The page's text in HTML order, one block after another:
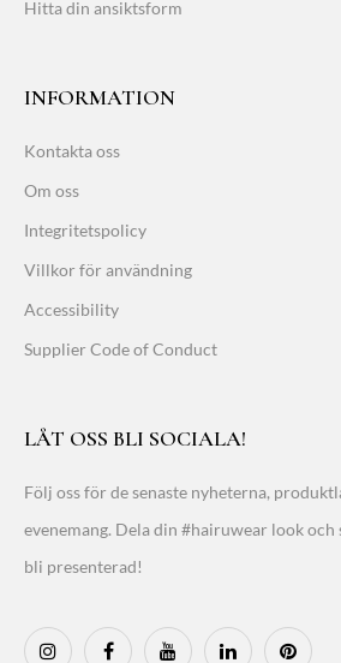
Hitta din ansiktsform
INFORMATION
Kontakta oss
Om oss
Integritetspolicy
Villkor för användning
Accessibility
Supplier Code of Conduct
LÅT OSS BLI SOCIALA!
Följ oss för de senaste nyheterna,
evenemang. Dela din #hairuwear look
bli presenterad!